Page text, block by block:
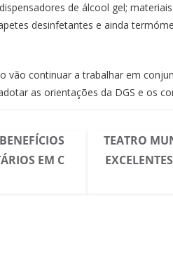
de álcool gel;
desinfetantes e ainda
vão continuar a trabalhar em
as orientações da DGS e os
EM C
TEATRO